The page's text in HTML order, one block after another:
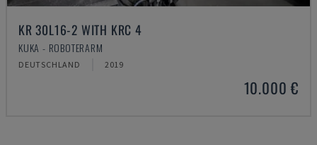
KR 30L16-2 WITH KRC 4
KUKA - ROBOTERARM
DEUTSCHLAND 2019
10.000 €